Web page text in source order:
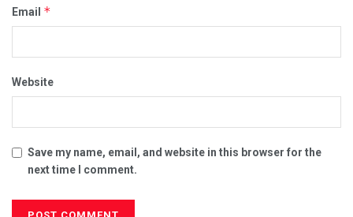
Email *
Website
Save my name, email, and website in this browser for the
next time I comment.